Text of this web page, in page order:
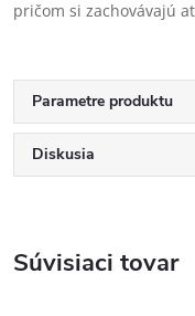
pričom si zachovávajú
Parametre produktu
Diskusia
Súvisiaci tovar